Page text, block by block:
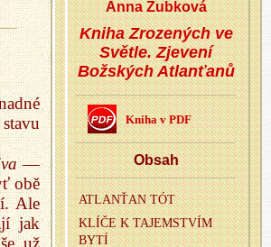
—
obě
Ale
jak
Anna Zub­ko­vá
Kniha Zrozených ve
Světle. Zjevení
Božských Atlanťanů
Kniha v PDF
Obsah
AT­LA­N­ŤAN TÓT
KLÍČE K TA­JEM­STVÍM
BYTÍ